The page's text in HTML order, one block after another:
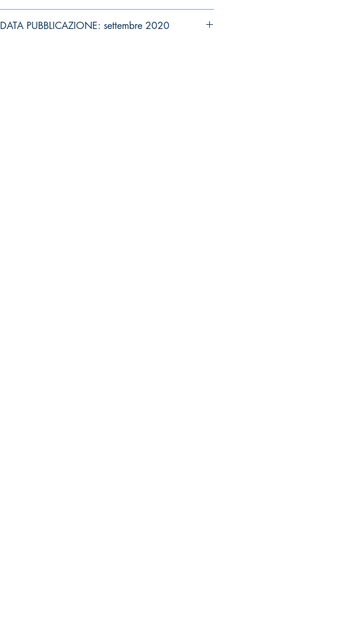
DATA PUBBLICAZIONE: settembre 2020